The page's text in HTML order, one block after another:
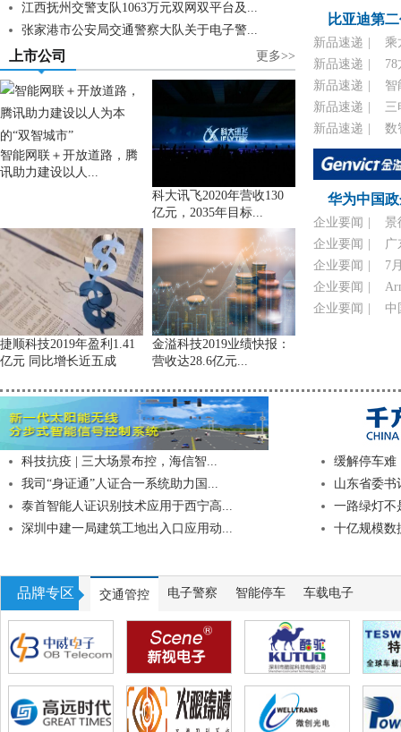
江西抚州交警支队1063万元双网双平台及...
张家港市公安局交通警察大队关于电子警...
上市公司 更多>>
智能网联＋开放道路，腾
讯助力建设以人...
科大讯飞2020年营收130
亿元，2035年目标...
捷顺科技2019年盈利1.41
亿元 同比增长近五成
金溢科技2019业绩快报：
营收达28.6亿元...
比亚迪第
新品速递
乘
新品速递
新品速递
智
新品速递
三
新品速递
数
华为中国
企业要闻
景
企业要闻
广
企业要闻
7
企业要闻
企业要闻
中
科技抗疫 | 三大场景布控，海信智...
我司“身证通”人证合一系统助力国...
泰首智能人证识别技术应用于西宁高...
深圳中建一局建筑工地出入口应用动...
缓解停车难
山东省委书
一路绿灯不
十亿规模数
品牌专区 交通管控 电子警察 智能停车 车载电子